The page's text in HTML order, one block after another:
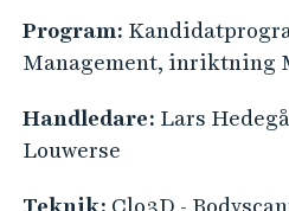
Program:
Management, inriktning
Handledare: Lars
Louwerse
Teknik: Clo3D -